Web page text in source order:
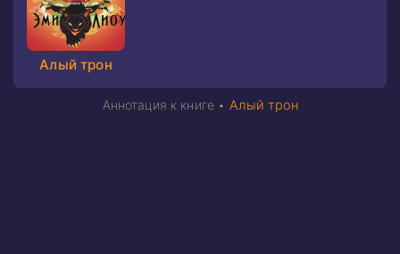
Алый трон
Аннотация к книге • Алый трон